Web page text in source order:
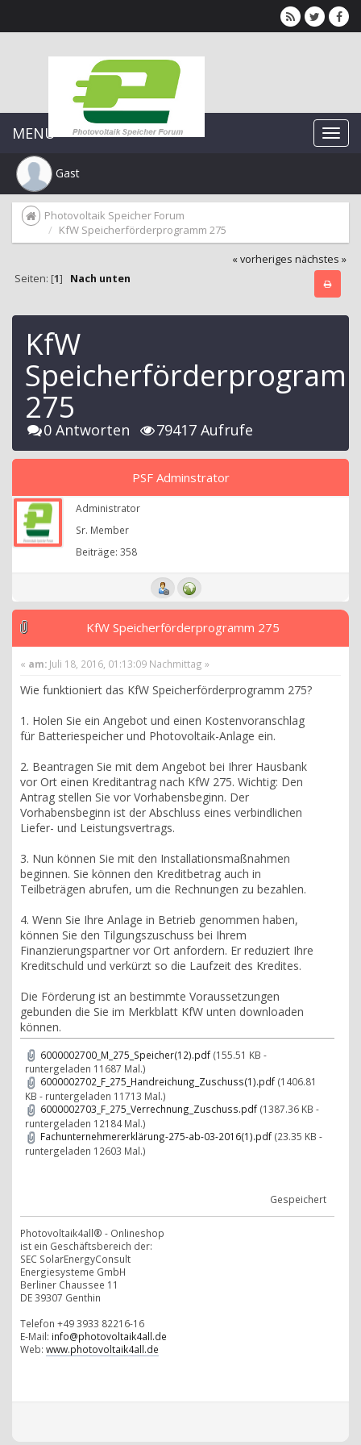
MENU
Gast
Photovoltaik Speicher Forum
KfW Speicherförderprogramm 275
« vorheriges nächstes »
Seiten: [1] Nach unten
KfW
275
0 Antworten 79417 Aufrufe
PSF Adminstrator
Administrator
Sr. Member
Beiträge: 358
KfW Speicherförderprogramm 275
« am: Juli 18, 2016, 01:13:09 Nachmittag »
Wie funktioniert das KfW Speicherförderprogramm 275?
1. Holen Sie ein Angebot und einen Kostenvoranschlag
für Batteriespeicher und Photovoltaik-Anlage ein.
2. Beantragen Sie mit dem Angebot bei Ihrer Hausbank
vor Ort einen Kreditantrag nach KfW 275. Wichtig: Den
Antrag stellen Sie vor Vorhabensbeginn. Der
Vorhabensbeginn ist der Abschluss eines verbindlichen
Liefer- und Leistungsvertrags.
3. Nun können Sie mit den Installationsmaßnahmen
beginnen. Sie können den Kreditbetrag auch in
Teilbeträgen abrufen, um die Rechnungen zu bezahlen.
4. Wenn Sie Ihre Anlage in Betrieb genommen haben,
können Sie den Tilgungszuschuss bei Ihrem
Finanzierungspartner vor Ort anfordern. Er reduziert Ihre
Kreditschuld und verkürzt so die Laufzeit des Kredites.
Die Förderung ist an bestimmte Voraussetzungen
gebunden die Sie im Merkblatt KfW unten downloaden
können.
6000002700_M_275_Speicher(12).pdf(155.51 KB -
runtergeladen 11687 Mal.)
6000002702_F_275_Handreichung_Zuschuss(1).pdf(1406.81
KB - runtergeladen 11713 Mal.)
6000002703_F_275_Verrechnung_Zuschuss.pdf(1387.36 KB -
runtergeladen 12184 Mal.)
Fachunternehmererklärung-275-ab-03-2016(1).pdf(23.35 KB -
runtergeladen 12603 Mal.)
Gespeichert
Photovoltaik4all® - Onlineshop
ist ein Geschäftsbereich der:
SEC SolarEnergyConsult
Energiesysteme GmbH
Berliner Chaussee 11
DE 39307 Genthin
Telefon +49 3933 82216-16
E-Mail: info@photovoltaik4all.de
Web: www.photovoltaik4all.de